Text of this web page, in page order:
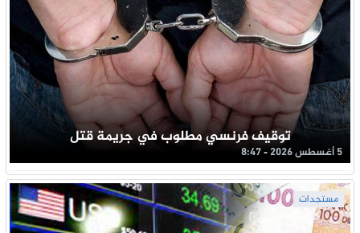
توقيف فرنسي مطلوب في جريمة قتل
5 أغسطس 2026 - 8:47
مستجدات